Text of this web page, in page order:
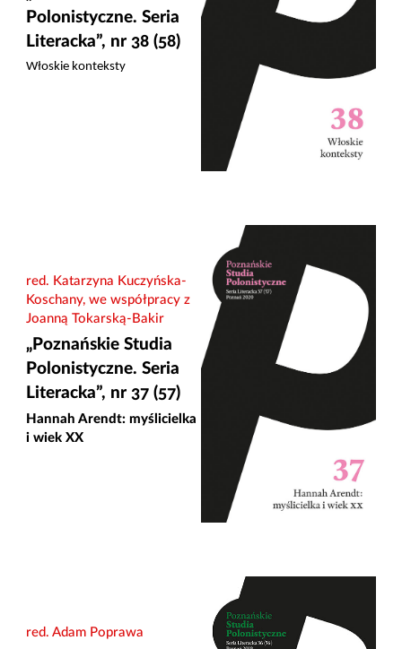
Polonistyczne. Seria
Literacka”, nr 38 (58)
Włoskie konteksty
red. Katarzyna Kuczyńska-
Koschany, we współpracy z
Joanną Tokarską-Bakir
„Poznańskie Studia
Polonistyczne. Seria
Literacka”, nr 37 (57)
Hannah Arendt: myślicielka
i wiek XX
red. Adam Poprawa